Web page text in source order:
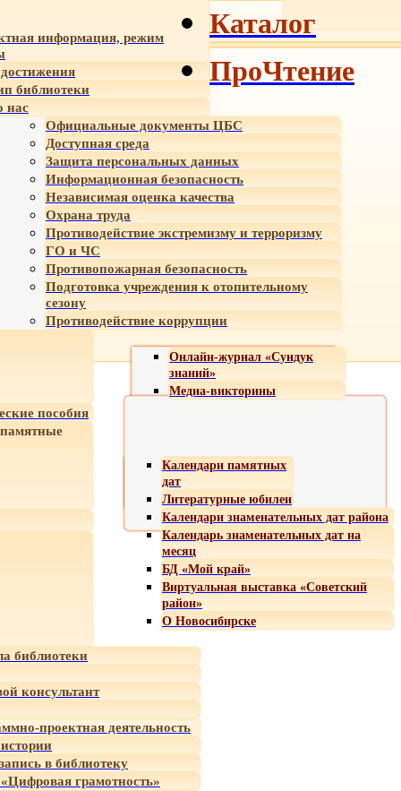
информация, режим
библиотеки
нас
Официальные документы ЦБС
Доступная среда
Защита персональных данных
Информационная безопасность
Независимая оценка качества
Охрана труда
Противодействие экстремизму и терроризму
ГО и ЧС
Противопожарная безопасность
Подготовка учреждения к отопительному
сезону
Противодействие коррупции
Онлайн-журнал «Сундук
знаний»
Медиа-викторины
пособия
Календари памятных
дат
Литературные юбилеи
Календари знаменательных дат района
Календарь знаменательных дат на
месяц
БД «Мой край»
Виртуальная выставка «Советский
район»
О Новосибирске
библиотеки
консультант
проектная деятельность
в библиотеку
грамотность»
Каталог
ПроЧтение